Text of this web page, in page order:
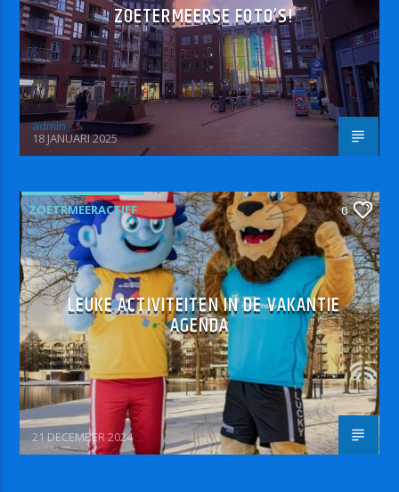
ZOETERMEERSE FOTO’S!
admin
18 JANUARI 2025
ZOETRMEERACTIEF 0
LEUKE ACTIVITEITEN IN DE VAKANTIE
AGENDA
21 DECEMBER 2024